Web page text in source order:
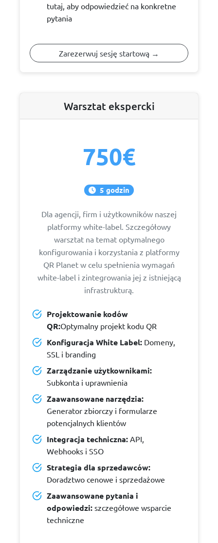
tutaj, aby odpowiedzieć na konkretne
pytania
Zarezerwuj sesję startową →
Warsztat ekspercki
750€
5 godzin
Dla agencji, firm i użytkowników naszej
platformy white-label. Szczegółowy
warsztat na temat optymalnego
konfigurowania i korzystania z platformy
QR Planet w celu spełnienia wymagań
white-label i zintegrowania jej z istniejącą
infrastrukturą.
Projektowanie kodów
QR:Optymalny projekt kodu QR
Konfiguracja White Label: Domeny,
SSL i branding
Zarządzanie użytkownikami:
Subkonta i uprawnienia
Zaawansowane narzędzia:
Generator zbiorczy i formularze
potencjalnych klientów
Integracja techniczna: API,
Webhooks i SSO
Strategia dla sprzedawców:
Doradztwo cenowe i sprzedażowe
Zaawansowane pytania i
odpowiedzi: szczegółowe wsparcie
techniczne